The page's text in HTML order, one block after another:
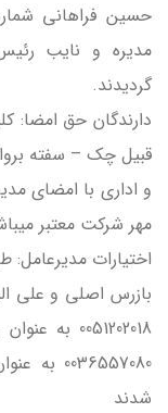
مديره و نايب
گرديدند.
دارندگان حق امضا:
قبيل چک – سفته
و اداري با امضاي
مهر شرکت معتبر
اختيارات مديرعامل:
بازرس اصلي و علي
شدند